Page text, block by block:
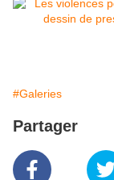
#Galeries
Partager